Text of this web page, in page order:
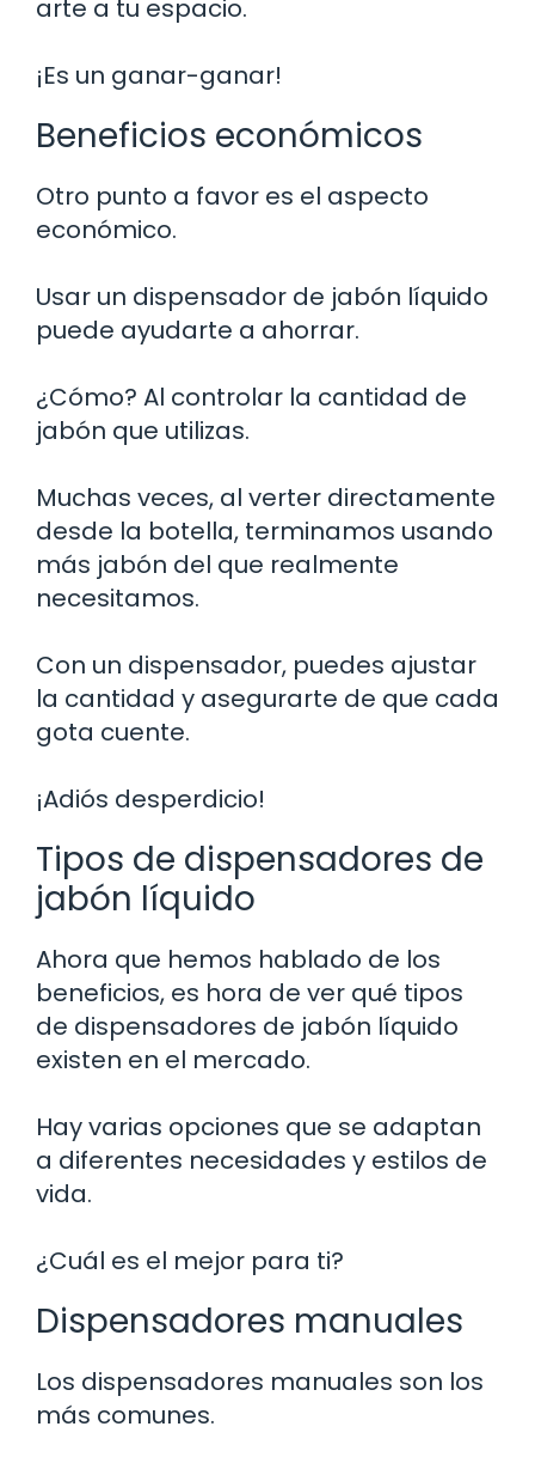
arte a tu espacio.
¡Es un ganar-ganar!
Beneficios económicos
Otro punto a favor es el aspecto
económico.
Usar un dispensador de jabón líquido
puede ayudarte a ahorrar.
¿Cómo? Al controlar la cantidad de
jabón que utilizas.
Muchas veces, al verter directamente
desde la botella, terminamos usando
más jabón del que realmente
necesitamos.
Con un dispensador, puedes ajustar
la cantidad y asegurarte de que cada
gota cuente.
¡Adiós desperdicio!
Tipos de dispensadores de
jabón líquido
Ahora que hemos hablado de los
beneficios, es hora de ver qué tipos
de dispensadores de jabón líquido
existen en el mercado.
Hay varias opciones que se adaptan
a diferentes necesidades y estilos de
vida.
¿Cuál es el mejor para ti?
Dispensadores manuales
Los dispensadores manuales son los
más comunes.